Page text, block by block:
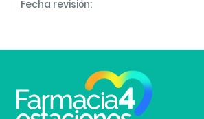
Fecha revisión: